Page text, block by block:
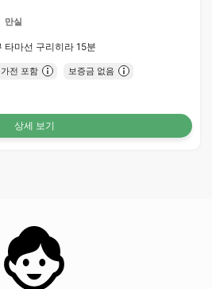
만실
타마선 구리히라 15분
전 포함 보증금 없음
상세 보기